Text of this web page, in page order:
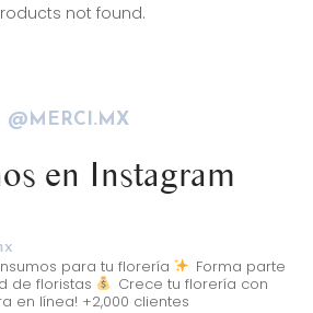
not found.
@MERCI.MX
en Instagram
para tu florería
Forma parte
de floristas
Crece tu florería con
en línea! +2,000 clientes